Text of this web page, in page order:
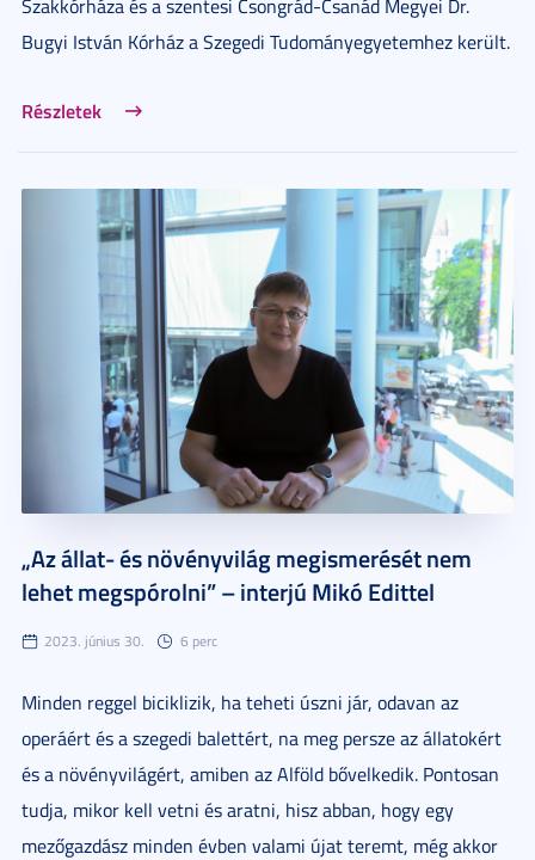
Szakkórháza és a szentesi Csongrád-Csanád Megyei Dr.
Bugyi István Kórház a Szegedi Tudományegyetemhez került.
Részletek
„Az állat- és növényvilág megismerését nem
lehet megspórolni” – interjú Mikó Edittel
2023. június 30. 6 perc
Minden reggel biciklizik, ha teheti úszni jár, odavan az
operáért és a szegedi balettért, na meg persze az állatokért
és a növényvilágért, amiben az Alföld bővelkedik. Pontosan
tudja, mikor kell vetni és aratni, hisz abban, hogy egy
mezőgazdász minden évben valami újat teremt, még akkor